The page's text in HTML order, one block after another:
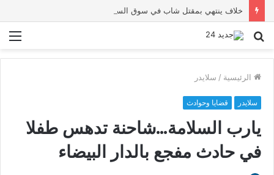
خلاف ينتهي بمقتل شاب في سوق السبت أولاد النمة
بحث
الرئيسية / سلايدر
سلايدر قضايا وحوادث
يارب السلامة…شاحنة تدهس طفلا
في حادث مفجع بالدار البيضاء